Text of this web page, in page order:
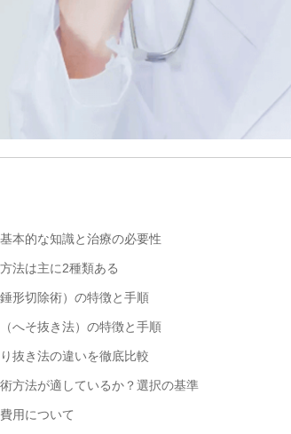
基本的な知識と治療の必要性
方法は主に2種類ある
形切除術）の特徴と手順
へそ抜き法）の特徴と手順
抜き法の違いを徹底比較
方法が適しているか？選択の基準
用について